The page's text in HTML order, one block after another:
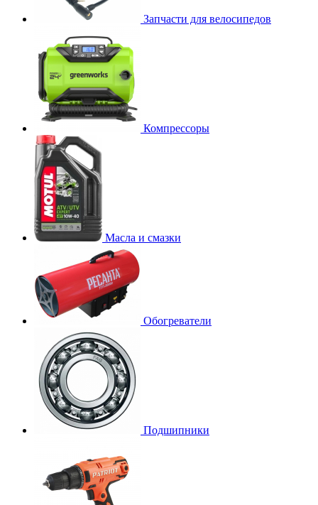
Запчасти для велосипедов
Компрессоры
Масла и смазки
Обогреватели
Подшипники